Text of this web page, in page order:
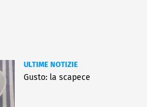
ULTIME NOTIZIE
Gusto: la scapece